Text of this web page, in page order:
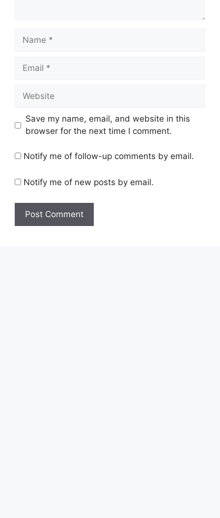
Name
Email
Website
Save my name, email, and website in this
browser for the next time I comment.
Notify me of follow-up comments by email.
Notify me of new posts by email.